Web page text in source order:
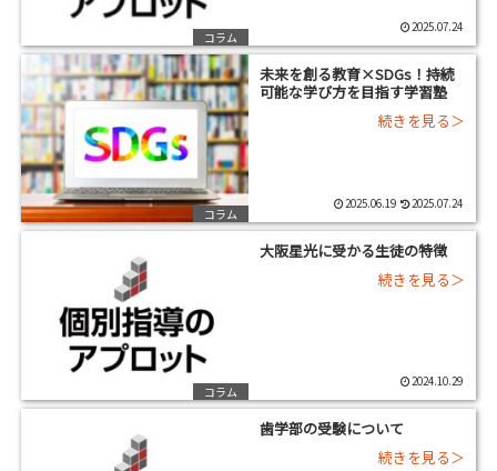
コラム
2025.07.24
コラム
未来を創る教育×SDGs！持続
可能な学び方を目指す学習塾
2025.06.19 2025.07.24
コラム
大阪星光に受かる生徒の特徴
2024.10.29
歯学部の受験について